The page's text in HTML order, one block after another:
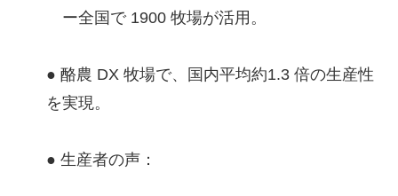
ー全国で 1900 牧場が活用。
● 酪農 DX 牧場で、国内平均約1.3 倍の生産性
を実現。
● 生産者の声：